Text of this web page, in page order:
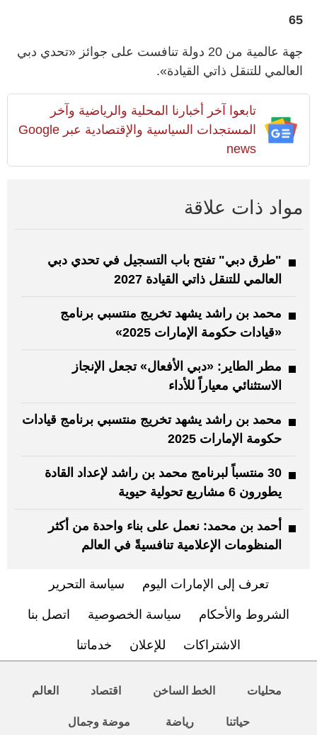
65
جهة عالمية من 20 دولة تنافست على جوائز «تحدي دبي
العالمي للتنقل ذاتي القيادة».
تابعوا آخر أخبارنا المحلية والرياضية وآخر
المستجدات السياسية والإقتصادية عبر Google
news
مواد ذات علاقة
"طرق دبي" تفتح باب التسجيل في تحدي دبي
العالمي للتنقل ذاتي القيادة 2027
محمد بن راشد يشهد تخريج منتسبي برنامج
«قيادات حكومة الإمارات 2025»
مطر الطاير: «دبي الأفعال» تجعل الإنجاز
الاستثنائي معياراً للأداء
محمد بن راشد يشهد تخريج منتسبي برنامج قيادات
حكومة الإمارات 2025
30 منتسباً لبرنامج محمد بن راشد لإعداد القادة
يطورون 6 مشاريع تحولية حيوية
أحمد بن محمد: نعمل على بناء واحدة من أكثر
المنظومات الإعلامية تنافسيةً في العالم
تعرف إلى الإمارات اليوم سياسة التحرير
الشروط والأحكام سياسة الخصوصية اتصل بنا
الاشتراكات للإعلان خدماتنا
محليات الخط الساخن اقتصاد العالم
حياتنا رياضة موضة وجمال